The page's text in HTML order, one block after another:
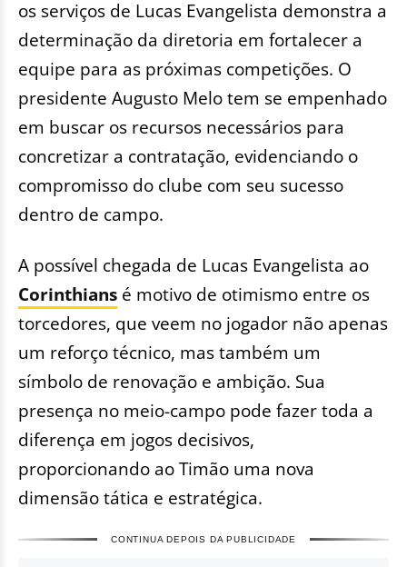
os serviços de Lucas Evangelista demonstra a
determinação da diretoria em fortalecer a
equipe para as próximas competições. O
presidente Augusto Melo tem se empenhado
em buscar os recursos necessários para
concretizar a contratação, evidenciando o
compromisso do clube com seu sucesso
dentro de campo.
A possível chegada de Lucas Evangelista ao
Corinthians é motivo de otimismo entre os
torcedores, que veem no jogador não apenas
um reforço técnico, mas também um
símbolo de renovação e ambição. Sua
presença no meio-campo pode fazer toda a
diferença em jogos decisivos,
proporcionando ao Timão uma nova
dimensão tática e estratégica.
CONTINUA DEPOIS DA PUBLICIDADE